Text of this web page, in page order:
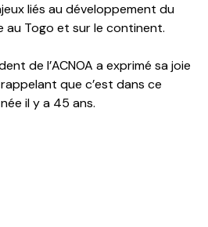
liés au développement du
au Togo et sur le continent.
de l’ACNOA a exprimé sa joie
que c’est dans ce
il y a 45 ans.